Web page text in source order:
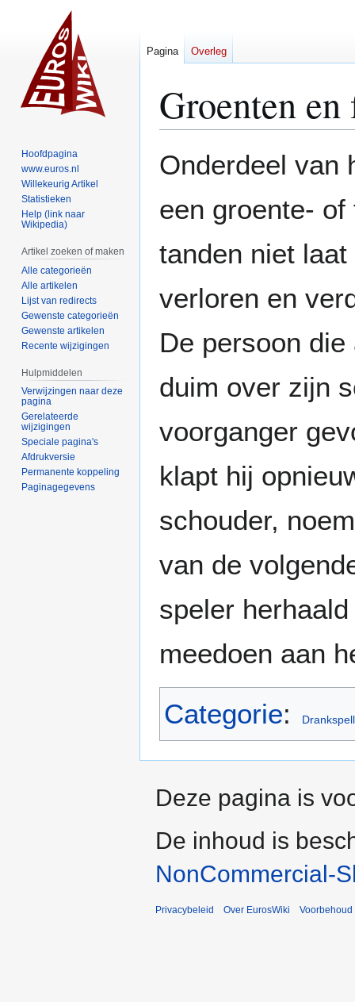
Groenten
navigatie
zoeken
Onderdeel van
een groente-
tanden niet
verloren en
De persoon
duim over zijn
voorganger
klapt hij
schouder,
van de
speler
meedoen aan
Categorie:
Pagina Overleg
Hoofdpagina
www.euros.nl
Willekeurig Artikel
Statistieken
Help (link naar
Wikipedia)
Artikel zoeken of maken
Alle categorieën
Alle artikelen
Lijst van redirects
Gewenste categorieën
Gewenste artikelen
Recente wijzigingen
Hulpmiddelen
Verwijzingen naar deze
pagina
Gerelateerde
wijzigingen
Speciale pagina's
Afdrukversie
Permanente koppeling
Paginagegevens
Deze pagina is
De inhoud is
NonCommercial-
Privacybeleid Over EurosWiki Voorbehoud